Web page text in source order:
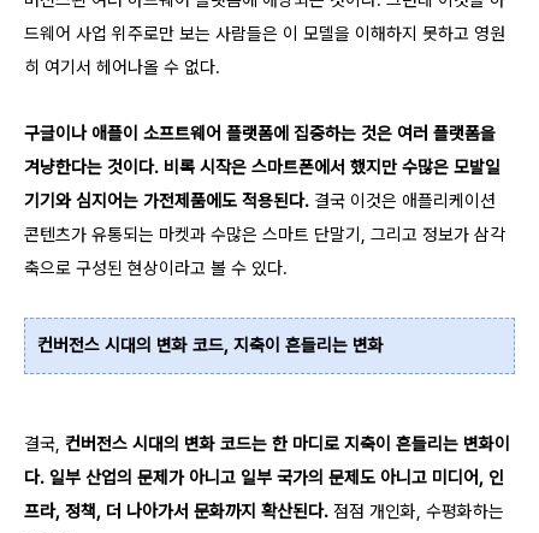
드웨어 사업 위주로만 보는 사람들은 이 모델을 이해하지 못하고 영원
히 여기서 헤어나올 수 없다.
구글이나 애플이 소프트웨어 플랫폼에 집중하는 것은 여러 플랫폼을
겨냥한다는 것이다. 비록 시작은 스마트폰에서 했지만 수많은 모발일
기기와 심지어는 가전제품에도 적용된다. 결국 이것은 애플리케이션
콘텐츠가 유통되는 마켓과 수많은 스마트 단말기, 그리고 정보가 삼각
축으로 구성된 현상이라고 볼 수 있다.
컨버전스 시대의 변화 코드, 지축이 흔들리는 변화
결국, 컨버전스 시대의 변화 코드는 한 마디로 지축이 흔들리는 변화이
다. 일부 산업의 문제가 아니고 일부 국가의 문제도 아니고 미디어, 인
프라, 정책, 더 나아가서 문화까지 확산된다. 점점 개인화, 수평화하는